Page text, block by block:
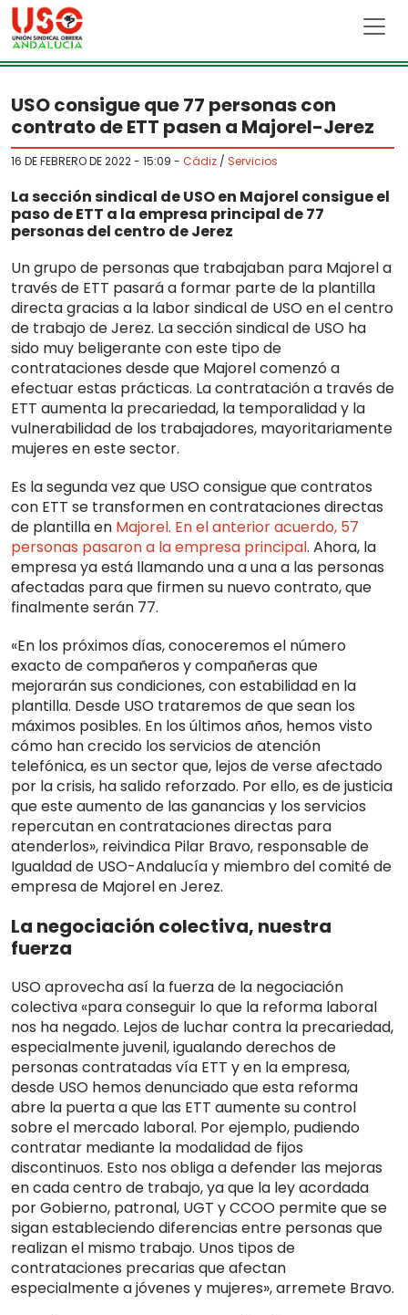
Skip to main content
USO consigue que 77 personas con
contrato de ETT pasen a Majorel-Jerez
16 DE FEBRERO DE 2022 - 15:09 - Cádiz / Servicios
La sección sindical de USO en Majorel consigue el
paso de ETT a la empresa principal de 77
personas del centro de Jerez
Un grupo de personas que trabajaban para Majorel a
través de ETT pasará a formar parte de la plantilla
directa gracias a la labor sindical de USO en el centro
de trabajo de Jerez. La sección sindical de USO ha
sido muy beligerante con este tipo de
contrataciones desde que Majorel comenzó a
efectuar estas prácticas. La contratación a través de
ETT aumenta la precariedad, la temporalidad y la
vulnerabilidad de los trabajadores, mayoritariamente
mujeres en este sector.
Es la segunda vez que USO consigue que contratos
con ETT se transformen en contrataciones directas
de plantilla en Majorel. En el anterior acuerdo, 57
personas pasaron a la empresa principal. Ahora, la
empresa ya está llamando una a una a las personas
afectadas para que firmen su nuevo contrato, que
finalmente serán 77.
«En los próximos días, conoceremos el número
exacto de compañeros y compañeras que
mejorarán sus condiciones, con estabilidad en la
plantilla. Desde USO trataremos de que sean los
máximos posibles. En los últimos años, hemos visto
cómo han crecido los servicios de atención
telefónica, es un sector que, lejos de verse afectado
por la crisis, ha salido reforzado. Por ello, es de justicia
que este aumento de las ganancias y los servicios
repercutan en contrataciones directas para
atenderlos», reivindica Pilar Bravo, responsable de
Igualdad de USO-Andalucía y miembro del comité de
empresa de Majorel en Jerez.
La negociación colectiva, nuestra
fuerza
USO aprovecha así la fuerza de la negociación
colectiva «para conseguir lo que la reforma laboral
nos ha negado. Lejos de luchar contra la precariedad,
especialmente juvenil, igualando derechos de
personas contratadas vía ETT y en la empresa,
desde USO hemos denunciado que esta reforma
abre la puerta a que las ETT aumente su control
sobre el mercado laboral. Por ejemplo, pudiendo
contratar mediante la modalidad de fijos
discontinuos. Esto nos obliga a defender las mejoras
en cada centro de trabajo, ya que la ley acordada
por Gobierno, patronal, UGT y CCOO permite que se
sigan estableciendo diferencias entre personas que
realizan el mismo trabajo. Unos tipos de
contrataciones precarias que afectan
especialmente a jóvenes y mujeres», arremete Bravo.